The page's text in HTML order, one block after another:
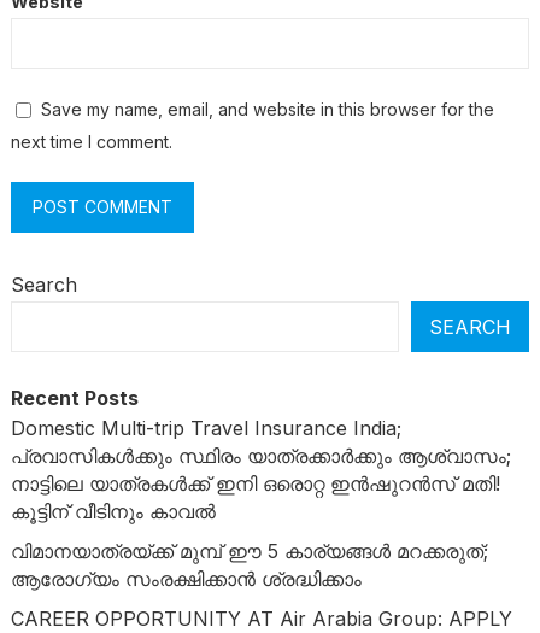
Save my name, email, and website in this browser for the
next time I comment.
Search
SEARCH
Recent Posts
Domestic Multi-trip Travel Insurance India;
പ്രവാസികൾക്കും സ്ഥിരം യാത്രക്കാർക്കും ആശ്വാസം;
നാട്ടിലെ യാത്രകൾക്ക് ഇനി ഒരൊറ്റ ഇൻഷുറൻസ് മതി!
കൂട്ടിന് വീടിനും കാവൽ
വിമാനയാത്രയ്ക്ക് മുമ്പ് ഈ 5 കാര്യങ്ങൾ മറക്കരുത്;
ആരോഗ്യം സംരക്ഷിക്കാൻ ശ്രദ്ധിക്കാം
CAREER OPPORTUNITY AT Air Arabia Group: APPLY